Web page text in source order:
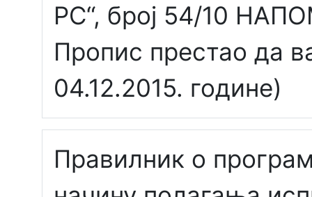
РС“, број 54/10
Пропис престао да
04.12.2015. године)
Правилник о